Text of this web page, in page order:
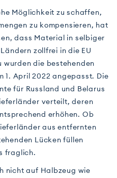
Möglichkeit zu schaffen,
zu kompensieren, hat
dass Material in selbiger
zollfrei in die EU
wurden die bestehenden
1. April 2022 angepasst. Die
für Russland und Belarus
verteilt, deren
erhöhen. Ob
aus entfernten
Lücken füllen
fraglich.
nicht auf Halbzeug wie